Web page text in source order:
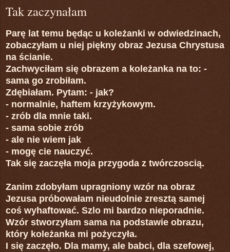
Tak zaczynałam
Parę lat temu będąc u koleżanki w odwiedzinach,
zobaczyłam u niej piękny obraz Jezusa Chrystusa
na ścianie.
Zachwyciłam się obrazem a koleżanka na to: -
sama go zrobiłam.
Zdębiałam. Pytam: - jak?
- normalnie, haftem krzyżykowym.
- zrób dla mnie taki.
- sama sobie zrób
- ale nie wiem jak
- mogę cie nauczyć.
Tak się zaczęła moja przygoda z twórczoscią.
Zanim zdobyłam upragniony wzór na obraz
Jezusa próbowałam nieudolnie zresztą samej
coś wyhaftować. Szlo mi bardzo nieporadnie.
Wzór stworzyłam sama na podstawie obrazu,
który koleżanka mi pożyczyła.
I się zaczęło. Dla mamy, ale babci, dla szefowej,